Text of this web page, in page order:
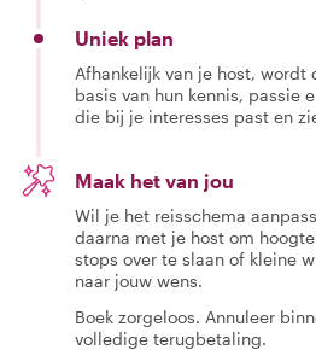
Uniek plan
Afhankelijk van je host, wordt
basis van hun kennis, passie
die bij je interesses past en
Maak het van jou
Wil je het reisschema
daarna met je host om
stops over te slaan of kleine
naar jouw wens.
Boek zorgeloos. Annuleer
volledige terugbetaling.